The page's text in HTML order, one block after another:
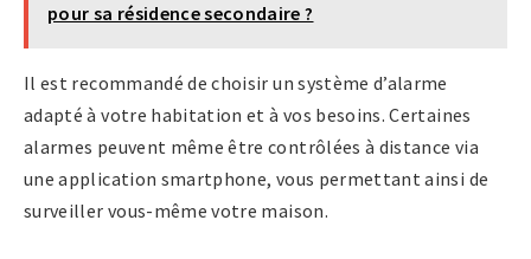
pour sa résidence secondaire ?
Il est recommandé de choisir un système d’alarme
adapté à votre habitation et à vos besoins. Certaines
alarmes peuvent même être contrôlées à distance via
une application smartphone, vous permettant ainsi de
surveiller vous-même votre maison.